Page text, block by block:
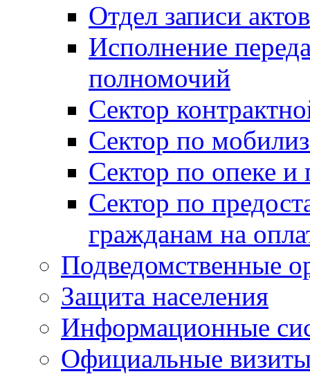
Отдел записи
Исполнение
полномочий
Сектор
Сектор по
Сектор по опеке и
Сектор по
гражданам на
Подведомственные
Защита населения
Информационные
Официальные